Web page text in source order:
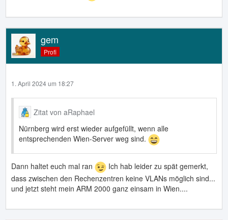
gem
Profi
1. April 2024 um 18:27
Zitat von aRaphael
Nürnberg wird erst wieder aufgefüllt, wenn alle
entsprechenden Wien-Server weg sind.
Dann haltet euch mal ran
Ich hab leider zu spät gemerkt,
dass zwischen den Rechenzentren keine VLANs möglich sind...
und jetzt steht mein ARM 2000 ganz einsam in Wien....